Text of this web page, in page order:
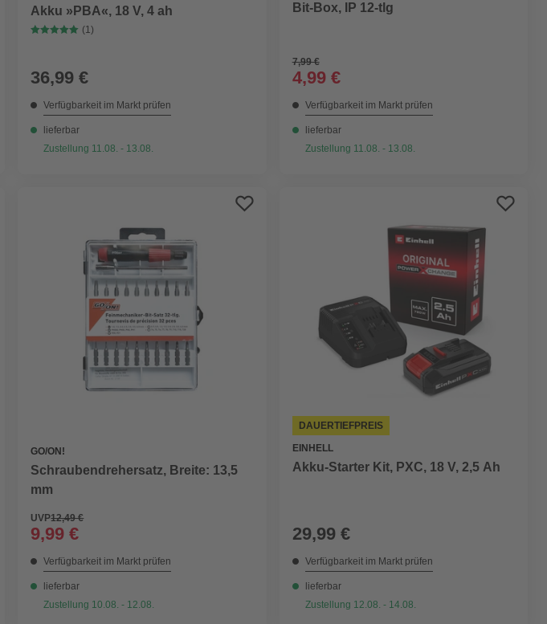
Akku »PBA«, 18 V, 4 ah
(1)
36,99 €
Verfügbarkeit im Markt prüfen
lieferbar
Zustellung 11.08. - 13.08.
Bit-Box, IP 12-tlg
7,99 €
4,99 €
Verfügbarkeit im Markt prüfen
lieferbar
Zustellung 11.08. - 13.08.
GO/ON!
Schraubendrehersatz, Breite: 13,5
mm
UVP12,49 €
9,99 €
Verfügbarkeit im Markt prüfen
lieferbar
Zustellung 10.08. - 12.08.
DAUERTIEFPREIS
EINHELL
Akku-Starter Kit, PXC, 18 V, 2,5 Ah
29,99 €
Verfügbarkeit im Markt prüfen
lieferbar
Zustellung 12.08. - 14.08.